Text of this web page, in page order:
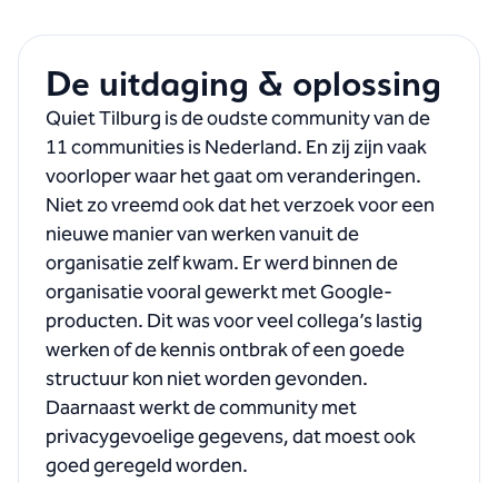
De uitdaging & oplossing
Quiet Tilburg is de oudste community van de
11 communities is Nederland. En zij zijn vaak
voorloper waar het gaat om veranderingen.
Niet zo vreemd ook dat het verzoek voor een
nieuwe manier van werken vanuit de
organisatie zelf kwam. Er werd binnen de
organisatie vooral gewerkt met Google-
producten. Dit was voor veel collega’s lastig
werken of de kennis ontbrak of een goede
structuur kon niet worden gevonden.
Daarnaast werkt de community met
privacygevoelige gegevens, dat moest ook
goed geregeld worden.